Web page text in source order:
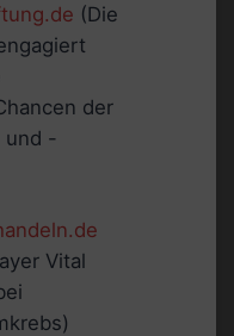
(Die
der
und -
Vital